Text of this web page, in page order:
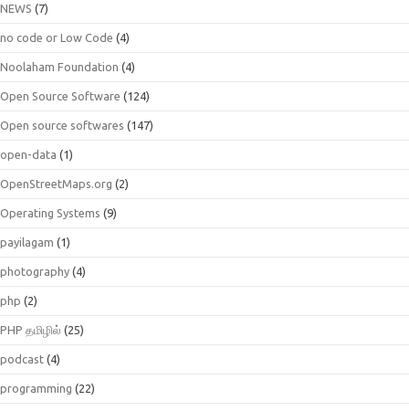
NEWS (7)
no code or Low Code (4)
Noolaham Foundation (4)
Open Source Software (124)
Open source softwares (147)
open-data (1)
OpenStreetMaps.org (2)
Operating Systems (9)
payilagam (1)
photography (4)
php (2)
PHP தமிழில் (25)
podcast (4)
programming (22)